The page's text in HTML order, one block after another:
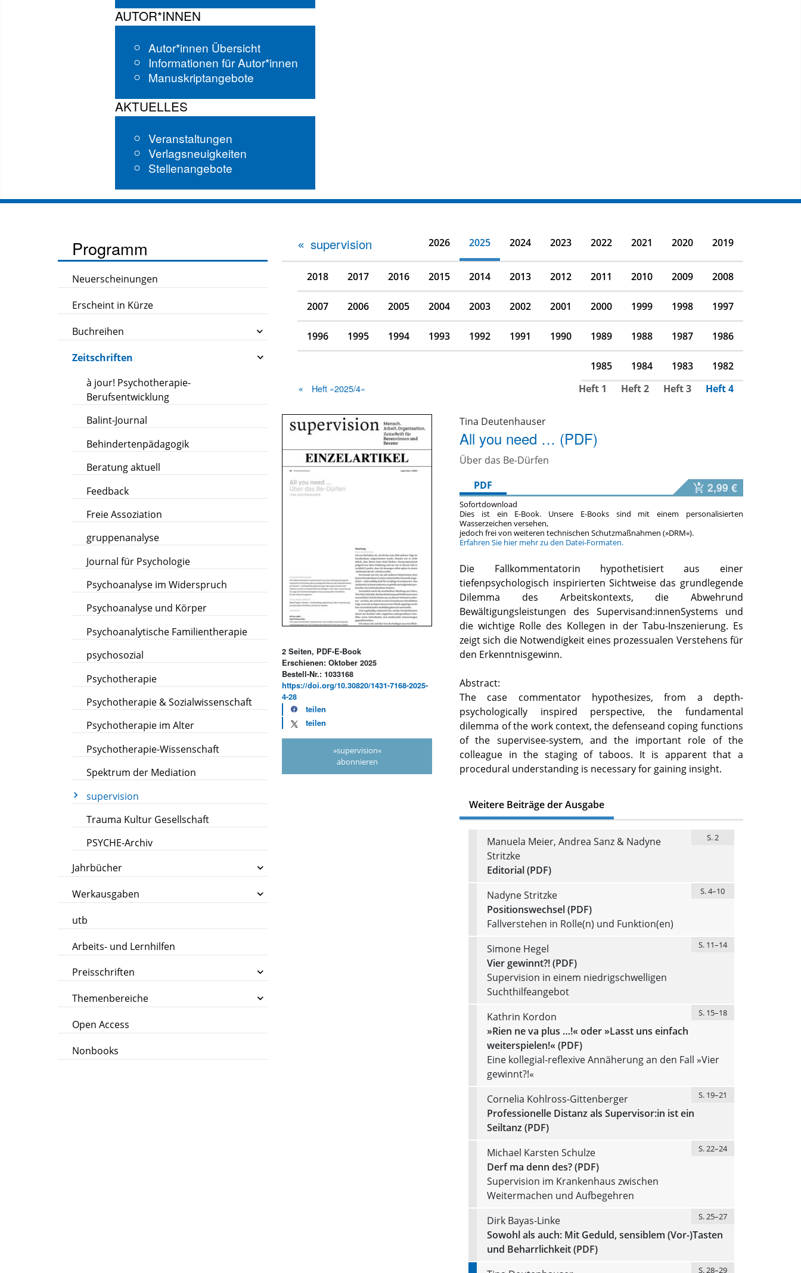
AUTOR*INNEN
Autor*innen Übersicht
Informationen für Autor*innen
Manuskriptangebote
AKTUELLES
Veranstaltungen
Verlagsneuigkeiten
Stellenangebote
Programm
Neuerscheinungen
Erscheint in Kürze
Buchreihen
Zeitschriften
à jour! Psychotherapie-
Berufsentwicklung
Balint-Journal
Behindertenpädagogik
Beratung aktuell
Feedback
Freie Assoziation
gruppenanalyse
Journal für Psychologie
Psychoanalyse im Widerspruch
Psychoanalyse und Körper
Psychoanalytische Familientherapie
psychosozial
Psychotherapie
Psychotherapie & Sozialwissenschaft
Psychotherapie im Alter
Psychotherapie-Wissenschaft
Spektrum der Mediation
supervision
Trauma Kultur Gesellschaft
PSYCHE-Archiv
Jahrbücher
Werkausgaben
utb
Arbeits- und Lernhilfen
Preisschriften
Themenbereiche
Open Access
Nonbooks
supervision 2026 2025 2024 2023 2022 2021 2020 2019
2018 2017 2016 2015 2014 2013 2012 2011 2010 2009 2008
2007 2006 2005 2004 2003 2002 2001 2000 1999 1998 1997
1996 1995 1994 1993 1992 1991 1990 1989 1988 1987 1986
1985 1984 1983 1982
Heft »2025/4« Heft 1 Heft 2 Heft 3 Heft 4
2 Seiten, PDF-E-Book
Erschienen: Oktober 2025
Bestell-Nr.: 1033168
https://doi.org/10.30820/1431-7168-2025-
4-28
teilen
teilen
»supervision«
abonnieren
Tina Deutenhauser
All you need … (PDF)
Über das Be-Dürfen
PDF
2,99 €
Sofortdownload
Dies ist ein E-Book. Unsere E-Books sind mit einem personalisierten
Wasserzeichen versehen,
jedoch frei von weiteren technischen Schutzmaßnahmen (»DRM«).
Erfahren Sie hier mehr zu den Datei-Formaten.
Die Fallkommentatorin hypothetisiert aus einer
tiefenpsychologisch inspirierten Sichtweise das grundlegende
Dilemma des Arbeitskontexts, die Abwehrund
Bewältigungsleistungen des Supervisand:innenSystems und
die wichtige Rolle des Kollegen in der Tabu-Inszenierung. Es
zeigt sich die Notwendigkeit eines prozessualen Verstehens für
den Erkenntnisgewinn.
Abstract:
The case commentator hypothesizes, from a depth-
psychologically inspired perspective, the fundamental
dilemma of the work context, the defenseand coping functions
of the supervisee-system, and the important role of the
colleague in the staging of taboos. It is apparent that a
procedural understanding is necessary for gaining insight.
Weitere Beiträge der Ausgabe
Manuela Meier, Andrea Sanz & Nadyne
Stritzke
S. 2
Editorial (PDF)
Nadyne Stritzke
S. 4–10
Positionswechsel (PDF)
Fallverstehen in Rolle(n) und Funktion(en)
Simone Hegel
S. 11–14
Vier gewinnt?! (PDF)
Supervision in einem niedrigschwelligen
Suchthilfeangebot
Kathrin Kordon
S. 15–18
»Rien ne va plus …!« oder »Lasst uns einfach
weiterspielen!« (PDF)
Eine kollegial-reflexive Annäherung an den Fall »Vier
gewinnt?!«
Cornelia Kohlross-Gittenberger
S. 19–21
Professionelle Distanz als Supervisor:in ist ein
Seiltanz (PDF)
Michael Karsten Schulze
S. 22–24
Derf ma denn des? (PDF)
Supervision im Krankenhaus zwischen
Weitermachen und Aufbegehren
Dirk Bayas-Linke
S. 25–27
Sowohl als auch: Mit Geduld, sensiblem (Vor-)Tasten
und Beharrlichkeit (PDF)
S. 28–29